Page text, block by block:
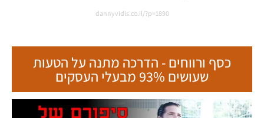
dannyvidis.co.il/?p=1890
כסף ורווחים - הדרכה מתנה על הטעות
שעושים 93% מבעלי העסקים